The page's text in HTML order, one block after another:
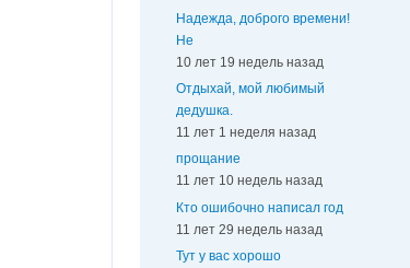
Надежда, доброго времени!
Не
10 лет 19 недель назад
Отдыхай, мой любимый
дедушка.
11 лет 1 неделя назад
прощание
11 лет 10 недель назад
Кто ошибочно написал год
11 лет 29 недель назад
Тут у вас хорошо